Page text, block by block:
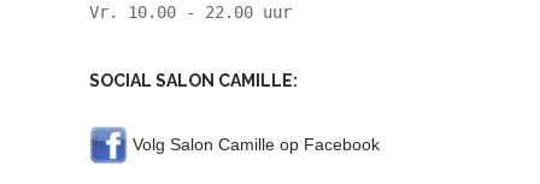
Vr. 10.00 - 22.00 uur
SOCIAL SALON CAMILLE:
Volg Salon Camille op Facebook